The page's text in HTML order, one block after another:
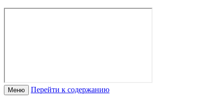
Меню Перейти к содержанию